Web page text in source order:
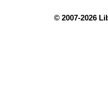
© 2007-2026